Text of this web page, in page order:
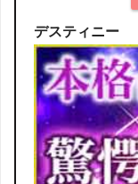
デスティニー